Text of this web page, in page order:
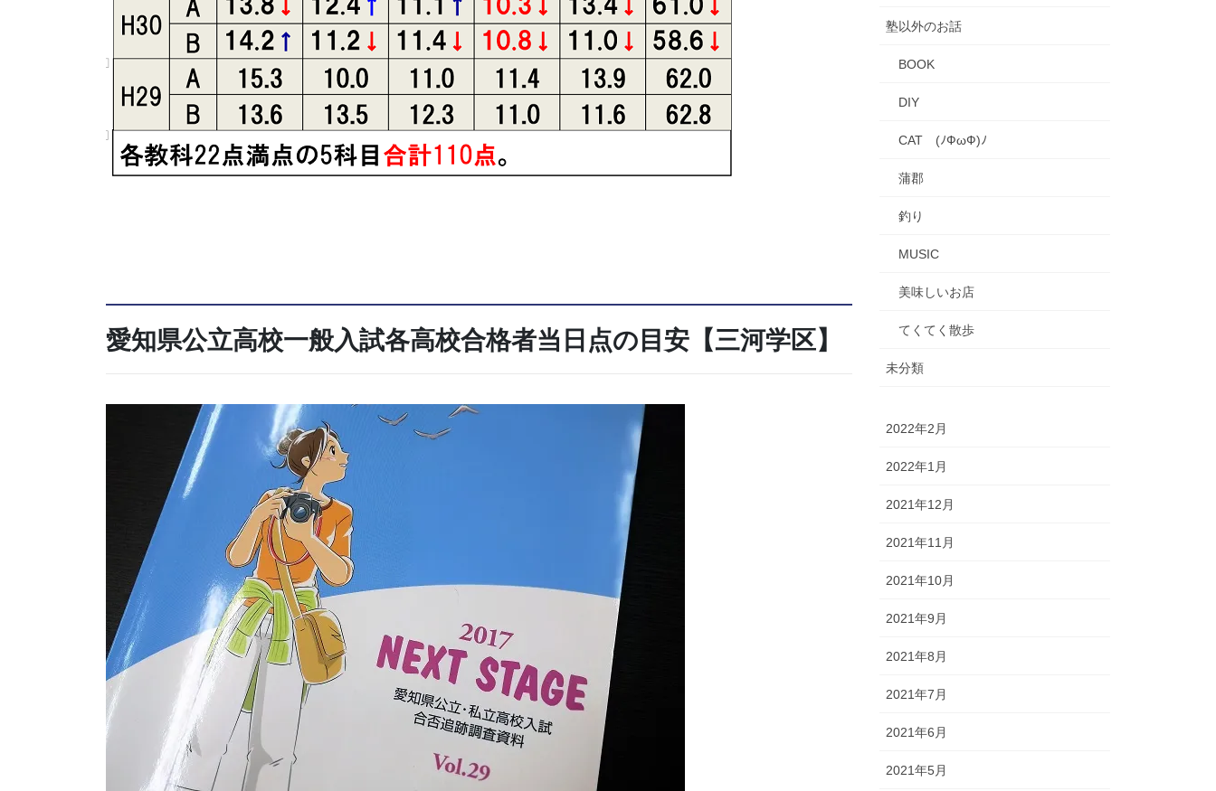
愛知県公立高校一般入試各高校合格者当日点の目安【三河学区】
塾以外のお話
BOOK
DIY
CAT (ﾉФωФ)ﾉ
蒲郡
釣り
MUSIC
美味しいお店
てくてく散歩
未分類
2022年2月
2022年1月
2021年12月
2021年11月
2021年10月
2021年9月
2021年8月
2021年7月
2021年6月
2021年5月